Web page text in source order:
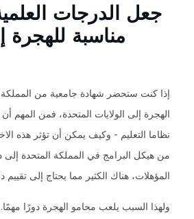
جعل الدرجات
مناسبة للهجرة
إذا كنت ستحضر شهادة جامعية من المملكة
الهجرة إلى الولايات المتحدة، فمن المهم
نظاما التعليم - وكيف يمكن أن تؤثر هذه
المؤهلات، هناك الكثير مما يحتاج إلى تقييم
ولهذا السبب يلعب محامو الهجرة دورًا